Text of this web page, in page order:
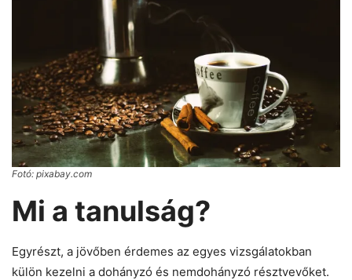
Fotó: pixabay.com
Mi a tanulság?
Egyrészt, a jövőben érdemes az egyes vizsgálatokban
külön kezelni a dohányzó és nemdohányzó résztvevőket.